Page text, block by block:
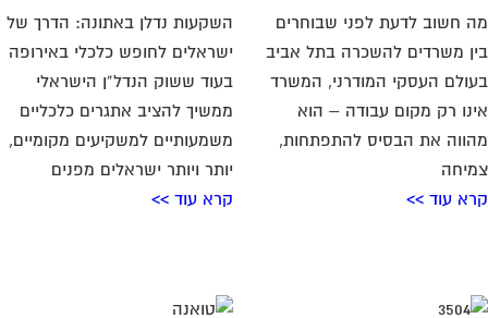
שולחנות אלומיניום הם
המשתלמת ביותר
שלך?
ריהוט גן איכותי היא
שמשפיעה לא רק על
של המרחב החיצוני
עיצוב הבית על ידי שטיחים –
הבחירה הנכונה
בא לכם להכניס משב רוח רענן
אל תוך הבית? אתם יכולים לבחור
בשיפוץ מקיף, כזה
קרא עוד >>